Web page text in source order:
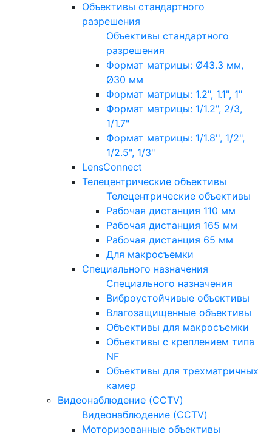
Объективы стандартного
разрешения
Объективы стандартного
разрешения
Формат матрицы: Ø43.3 мм,
Ø30 мм
Формат матрицы: 1.2", 1.1", 1"
Формат матрицы: 1/1.2", 2/3,
1/1.7"
Формат матрицы: 1/1.8'', 1/2",
1/2.5", 1/3"
LensConnect
Телецентрические объективы
Телецентрические объективы
Рабочая дистанция 110 мм
Рабочая дистанция 165 мм
Рабочая дистанция 65 мм
Для макросъемки
Специального назначения
Специального назначения
Виброустойчивые объективы
Влагозащищенные объективы
Объективы для макросъемки
Объективы с креплением типа
NF
Объективы для трехматричных
камер
Видеонаблюдение (CCTV)
Видеонаблюдение (CCTV)
Моторизованные объективы